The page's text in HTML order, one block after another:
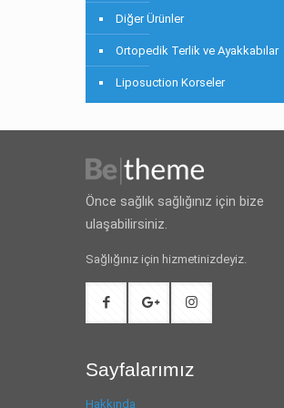
Diğer Ürünler
Ortopedik Terlik ve Ayakkabılar
Liposuction Korseler
Önce sağlık sağlığınız için bize
ulaşabilirsiniz.
Sağlığınız için hizmetinizdeyiz.
Sayfalarımız
Hakkında